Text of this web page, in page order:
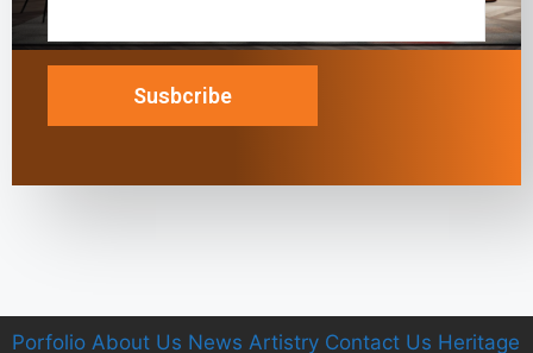
Porfolio About Us News Artistry Contact Us Heritage